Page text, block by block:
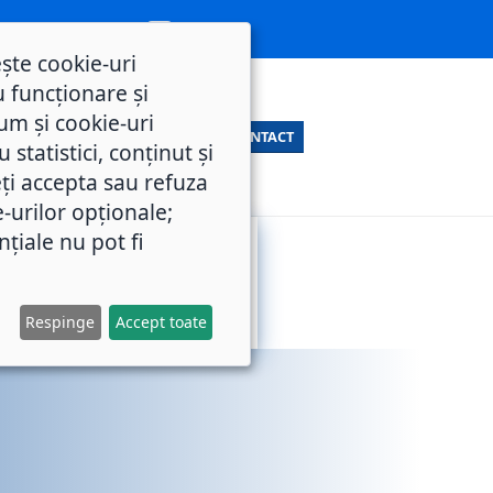
CONTACT
cookie-uri
funcționare și
și cookie-uri
statistici, conținut și
accepta sau refuza
urilor opționale;
nu pot fi
Respinge Accept toate